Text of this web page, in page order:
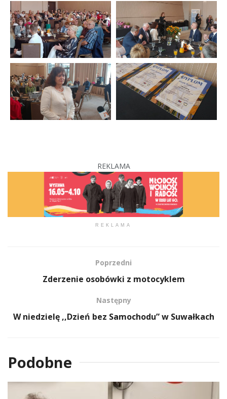
REKLAMA
REKLAMA
Poprzedni
Zderzenie osobówki z motocyklem
Następny
W niedzielę ,,Dzień bez Samochodu” w Suwałkach
Podobne